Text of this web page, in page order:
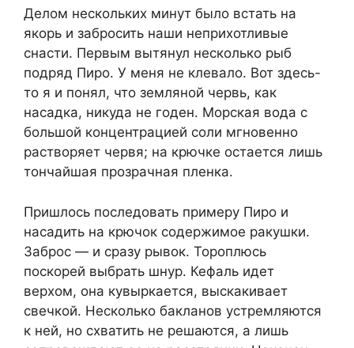
Делом нескольких минут было встать на
якорь и забросить наши неприхотливые
снасти. Первым вытянул несколько рыб
подряд Пиро. У меня не клевало. Вот здесь-
то я и понял, что земляной червь, как
насадка, никуда не годен. Морская вода с
большой концентрацией соли мгновенно
растворяет червя; на крючке остается лишь
тончайшая прозрачная пленка.
Пришлось последовать примеру Пиро и
насадить на крючок содержимое ракушки.
Заброс — и сразу рывок. Тороплюсь
поскорей выбрать шнур. Кефаль идет
верхом, она кувыркается, выскакивает
свечкой. Несколько бакланов устремляются
к ней, но схватить не решаются, а лишь